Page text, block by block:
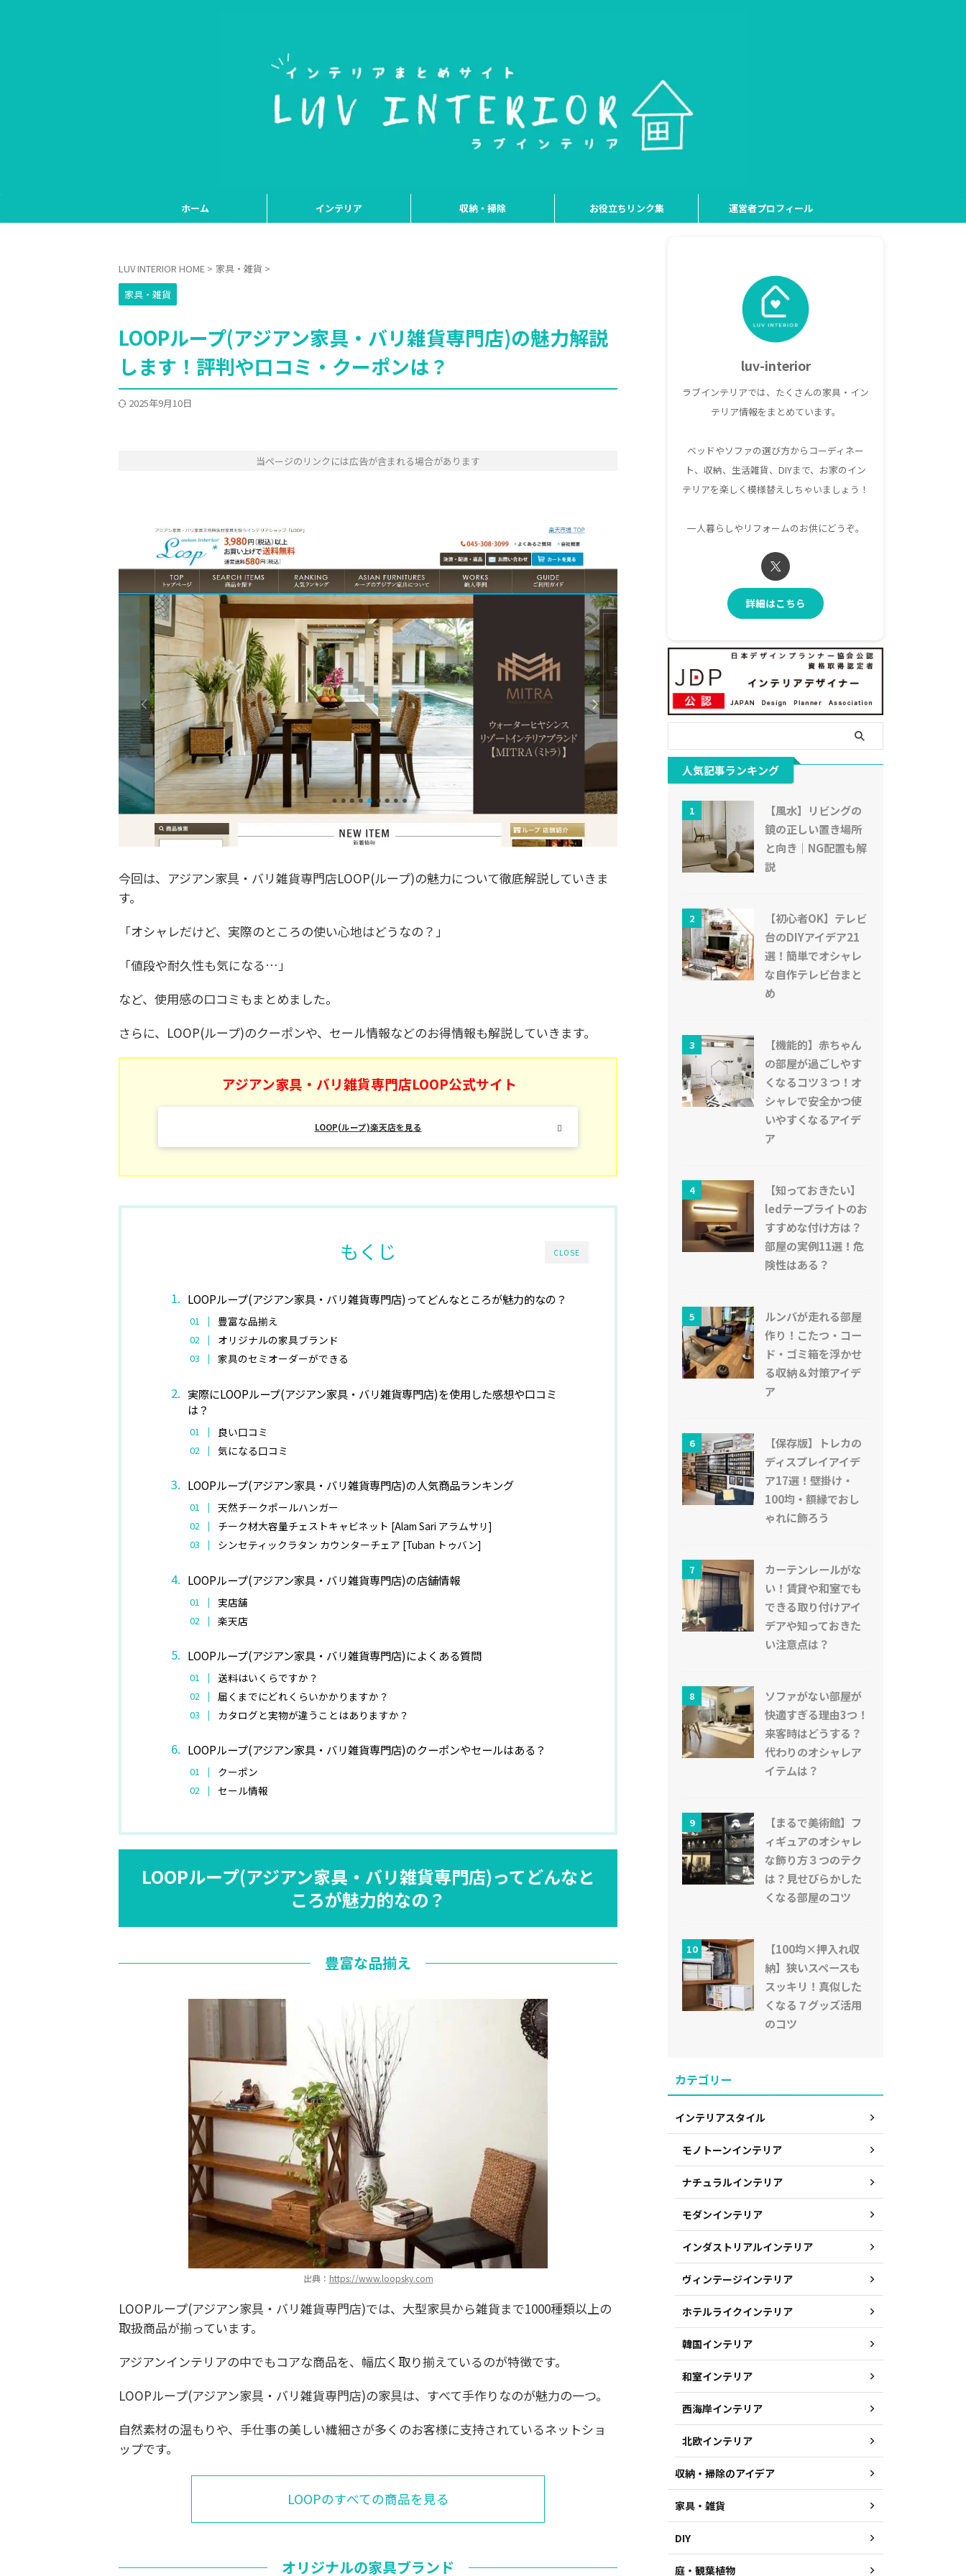
ホーム インテリア 収納・掃除 お役立ちリンク集 運営者プロフィール
LUV INTERIOR HOME > 家具・雑貨 >
家具・雑貨
LOOPループ(アジアン家具・バリ雑貨専門店)の魅力解説
します！評判や口コミ・クーポンは？
2025年9月10日
当ページのリンクには広告が含まれる場合があります
今回は、アジアン家具・バリ雑貨専門店LOOP(ループ)の魅力について徹底解説していきま
す。
「オシャレだけど、実際のところの使い心地はどうなの？」
「値段や耐久性も気になる…」
など、使用感の口コミもまとめました。
さらに、LOOP(ループ)のクーポンや、セール情報などのお得情報も解説していきます。
アジアン家具・バリ雑貨専門店LOOP公式サイト
LOOP(ループ)楽天店を見る
CLOSE
もくじ
LOOPループ(アジアン家具・バリ雑貨専門店)ってどんなところが魅力的なの？
豊富な品揃え
オリジナルの家具ブランド
家具のセミオーダーができる
実際にLOOPループ(アジアン家具・バリ雑貨専門店)を使用した感想や口コミ
は？
良い口コミ
気になる口コミ
LOOPループ(アジアン家具・バリ雑貨専門店)の人気商品ランキング
天然チークポールハンガー
チーク材大容量チェストキャビネット [Alam Sari アラムサリ]
シンセティックラタン カウンターチェア [Tuban トゥバン]
LOOPループ(アジアン家具・バリ雑貨専門店)の店舗情報
実店舗
楽天店
LOOPループ(アジアン家具・バリ雑貨専門店)によくある質問
送料はいくらですか？
届くまでにどれくらいかかりますか？
カタログと実物が違うことはありますか？
LOOPループ(アジアン家具・バリ雑貨専門店)のクーポンやセールはある？
クーポン
セール情報
LOOPループ(アジアン家具・バリ雑貨専門店)ってどんなと
ころが魅力的なの？
豊富な品揃え
出典： https://www.loopsky.com
LOOPループ(アジアン家具・バリ雑貨専門店)では、大型家具から雑貨まで1000種類以上の
取扱商品が揃っています。
アジアンインテリアの中でもコアな商品を、幅広く取り揃えているのが特徴です。
LOOPループ(アジアン家具・バリ雑貨専門店)の家具は、すべて手作りなのが魅力の一つ。
自然素材の温もりや、手仕事の美しい繊細さが多くのお客様に支持されているネットショ
ップです。
LOOPのすべての商品を見る
オリジナルの家具ブランド
luv-interior
ラブインテリアでは、たくさんの家具・イン
テリア情報をまとめています。
ベッドやソファの選び方からコーディネー
ト、収納、生活雑貨、DIYまで、お家のイン
テリアを楽しく模様替えしちゃいましょう！
一人暮らしやリフォームのお供にどうぞ。
詳細はこちら
人気記事ランキング
1
【風水】リビングの
鏡の正しい置き場所
と向き｜NG配置も解
説
2
【初心者OK】テレビ
台のDIYアイデア21
選！簡単でオシャレ
な自作テレビ台まと
め
3
【機能的】赤ちゃん
の部屋が過ごしやす
くなるコツ３つ！オ
シャレで安全かつ使
いやすくなるアイデ
ア
4
【知っておきたい】
ledテープライトのお
すすめな付け方は？
部屋の実例11選！危
険性はある？
5
ルンバが走れる部屋
作り！こたつ・コー
ド・ゴミ箱を浮かせ
る収納＆対策アイデ
ア
6
【保存版】トレカの
ディスプレイアイデ
ア17選！壁掛け・
100均・額縁でおし
ゃれに飾ろう
7
カーテンレールがな
い！賃貸や和室でも
できる取り付けアイ
デアや知っておきた
い注意点は？
8
ソファがない部屋が
快適すぎる理由3つ！
来客時はどうする？
代わりのオシャレア
イテムは？
9
【まるで美術館】フ
ィギュアのオシャレ
な飾り方３つのテク
は？見せびらかした
くなる部屋のコツ
10
【100均×押入れ収
納】狭いスペースも
スッキリ！真似した
くなる７グッズ活用
のコツ
カテゴリー
インテリアスタイル
モノトーンインテリア
ナチュラルインテリア
モダンインテリア
インダストリアルインテリア
ヴィンテージインテリア
ホテルライクインテリア
韓国インテリア
和室インテリア
西海岸インテリア
北欧インテリア
収納・掃除のアイデア
家具・雑貨
DIY
庭・観葉植物